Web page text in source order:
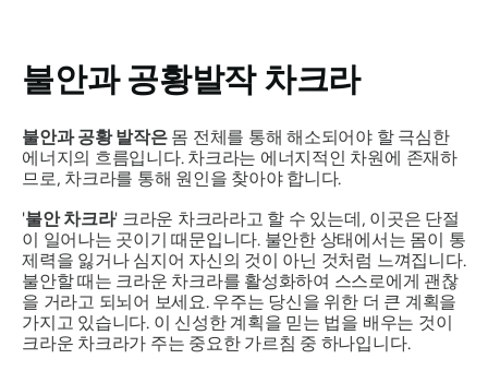
불안과 공황발작 차크라
불안과 공황 발작은몸 전체를 통해 해소되어야 할 극심한
에너지의 흐름입니다. 차크라는 에너지적인 차원에 존재하
므로, 차크라를 통해 원인을 찾아야 합니다.
'불안 차크라' 크라운 차크라라고 할 수 있는데, 이곳은 단절
이 일어나는 곳이기 때문입니다. 불안한 상태에서는 몸이 통
제력을 잃거나 심지어 자신의 것이 아닌 것처럼 느껴집니다.
불안할 때는 크라운 차크라를 활성화하여 스스로에게 괜찮
을 거라고 되뇌어 보세요. 우주는 당신을 위한 더 큰 계획을
가지고 있습니다. 이 신성한 계획을 믿는 법을 배우는 것이
크라운 차크라가 주는 중요한 가르침 중 하나입니다.